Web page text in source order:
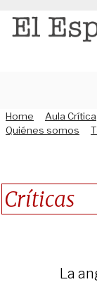
Saltar
Home Aula Crítica
Quiénes somos
Críticas
La